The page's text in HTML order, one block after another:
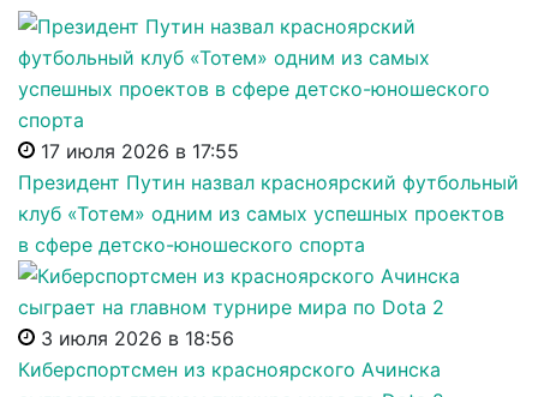
17 июля 2026 в 17:55
Президент Путин назвал красноярский футбольный
клуб «Тотем» одним из самых успешных проектов
в сфере детско-юношеского спорта
3 июля 2026 в 18:56
Киберспортсмен из красноярского Ачинска